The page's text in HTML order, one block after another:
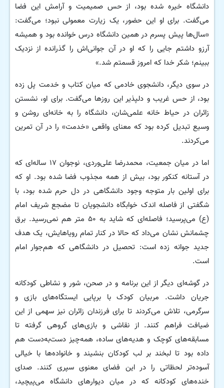
دانشگاه خیره شده بود، از حس صمیمیت و آرامش این فضا
می‌گفت. برای او این حضور، یک زیارت معمولی نبود؛ می‌گفت:
«سال‌ها پیش پسرم در همین دانشگاه درس خوانده بود و همیشه
آرزو داشتم جایی را که او در آن جوانی‌اش را گذرانده از نزدیک
ببینم؛ شکر خدا که امروز قسمتم شد.»
در سوی دیگر، دانشجوی خادمی که میان کتاب و خدمت پل زده
بود، از حس غریب و دلپذیر این روزها می‌گفت. برای او، نشستن
زائران در حیاط خانه علمی‌شان، دانشگاه را به خانه‌ای روشن و
وسیع تبدیل کرده بود که معنای واقعی «خدمت» را در آن تمرین
می‌کردند.
اما در میان جمعیت، محمدرضا علی‌وردی، نوجوان ۱۷ ساله‌ای که
در آستانه کنکور بود، بیش از همه مجذوب فضا شده بود. او که
برای اولین بار متوجه وجود دانشگاهی در دل حرم شده بود، با
شگفتی از فاصله اندک خوابگاه دانشجویان تا مضجع شریف امام
(ع) می‌پرسید؛ فاصله‌ای که شاید به ۵۰ متر هم نمی‌رسید. برق
چشمانش نشان می‌داد که حالا در کنار تمام رویاهایش، یک هدف
جدید جوانه زده است: تحصیل در دانشگاهی که هم‌جوار امام
است.
در گوشه‌ای دیگر از این برنامه و در صحن، شور و نشاطی کودکانه
جریان داشت. مربیان کودک با برپایی ایستگاه‌های بازی و
سرگرمی، تلاش می‌کردند تا برای فرزندان زائران نیز سهمی از این
ضیافت فراهم کنند. از نقاشی و بازی‌های گروهی گرفته تا
مسابقه‌های کوچک و هدیه‌های ساده، همه‌چیز دست‌به‌دست هم
داده بود تا لبخند بر لب کودکان بنشیند و خانواده‌ها با خیالی
آسوده‌تر لحظاتی را در این فضای معنوی سپری کنند. صدای
خنده‌های کودکانه که در میان دیوارهای دانشگاه می‌پیچید،